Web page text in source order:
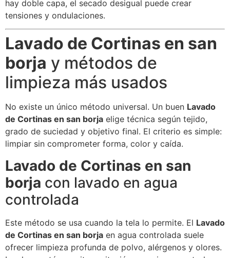
hay doble capa, el secado desigual puede crear
tensiones y ondulaciones.
Lavado de Cortinas en san
borja y métodos de
limpieza más usados
No existe un único método universal. Un buen Lavado
de Cortinas en san borja elige técnica según tejido,
grado de suciedad y objetivo final. El criterio es simple:
limpiar sin comprometer forma, color y caída.
Lavado de Cortinas en san
borja con lavado en agua
controlada
Este método se usa cuando la tela lo permite. El Lavado
de Cortinas en san borja en agua controlada suele
ofrecer limpieza profunda de polvo, alérgenos y olores.